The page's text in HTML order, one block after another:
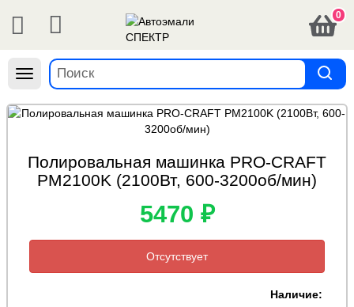
0
Навигация
Полировальная машинка PRO-CRAFT
PM2100K (2100Вт, 600-3200об/мин)
5470 ₽
Отсутствует
Наличие: